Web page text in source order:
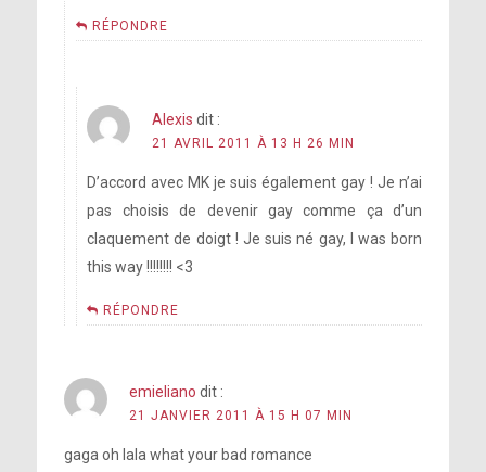
RÉPONDRE
Alexis dit :
21 AVRIL 2011 À 13 H 26 MIN
D’accord avec MK je suis également gay ! Je n’ai
pas choisis de devenir gay comme ça d’un
claquement de doigt ! Je suis né gay, I was born
this way !!!!!!!! <3
RÉPONDRE
emieliano dit :
21 JANVIER 2011 À 15 H 07 MIN
gaga oh lala what your bad romance